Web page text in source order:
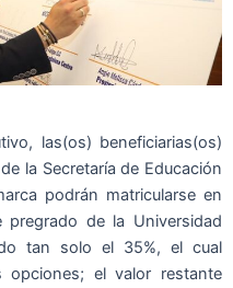
las(os) beneficiarias(os)
la Secretaría de Educación
podrán matricularse en
de la Universidad
tan solo el 35%, el cual
opciones; el valor restante